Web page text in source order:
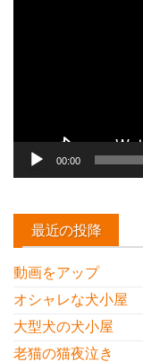
00:00
最近の投降
動画をアップ
オシャレな犬小屋
大型犬の犬小屋
老猫の猫夜泣き